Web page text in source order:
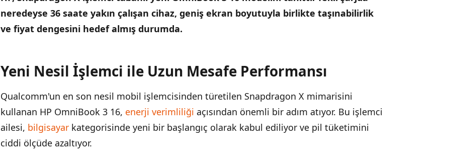
neredeyse 36 saate yakın çalışan cihaz, geniş ekran boyutuyla birlikte taşınabilirlik
ve fiyat dengesini hedef almış durumda.
İÇINDEKILER ›
Yeni Nesil İşlemci ile Uzun Mesafe Performansı
Fiyat-Performans Dengesinde Nerede Duruyor?
Yeni Nesil İşlemci ile Uzun Mesafe Performansı
Qualcomm'un en son nesil mobil işlemcisinden türetilen Snapdragon X mimarisini
kullanan HP OmniBook 3 16, enerji verimliliği açısından önemli bir adım atıyor. Bu işlemci
ailesi, bilgisayar kategorisinde yeni bir başlangıç olarak kabul ediliyor ve pil tüketimini
ciddi ölçüde azaltıyor.